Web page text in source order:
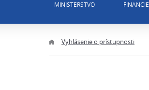
MINISTERSTVO FINANCIE
Vyhlásenie o prístupnosti